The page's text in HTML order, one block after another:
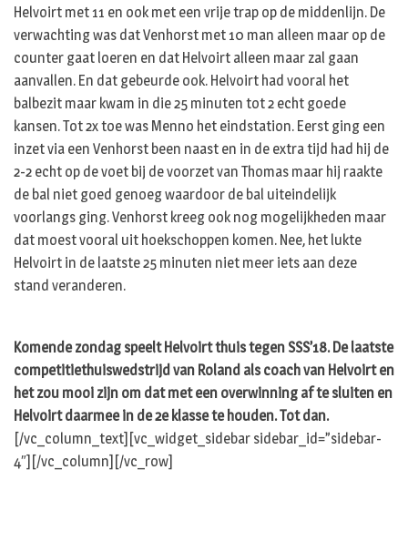
Helvoirt met 11 en ook met een vrije trap op de middenlijn. De
verwachting was dat Venhorst met 10 man alleen maar op de
counter gaat loeren en dat Helvoirt alleen maar zal gaan
aanvallen. En dat gebeurde ook. Helvoirt had vooral het
balbezit maar kwam in die 25 minuten tot 2 echt goede
kansen. Tot 2x toe was Menno het eindstation. Eerst ging een
inzet via een Venhorst been naast en in de extra tijd had hij de
2-2 echt op de voet bij de voorzet van Thomas maar hij raakte
de bal niet goed genoeg waardoor de bal uiteindelijk
voorlangs ging. Venhorst kreeg ook nog mogelijkheden maar
dat moest vooral uit hoekschoppen komen. Nee, het lukte
Helvoirt in de laatste 25 minuten niet meer iets aan deze
stand veranderen.
Komende zondag speelt Helvoirt thuis tegen SSS’18. De laatste
competitiethuiswedstrijd van Roland als coach van Helvoirt en
het zou mooi zijn om dat met een overwinning af te sluiten en
Helvoirt daarmee in de 2e klasse te houden. Tot dan.
[/vc_column_text][vc_widget_sidebar sidebar_id=”sidebar-
4″][/vc_column][/vc_row]